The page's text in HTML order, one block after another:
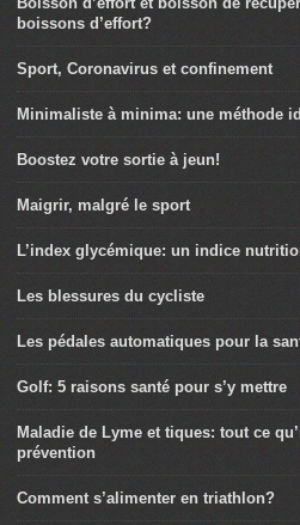
boissons d’effort?
Sport, Coronavirus et confinement
Minimaliste à minima: une méthode
Boostez votre sortie à jeun!
Maigrir, malgré le sport
L’index glycémique: un indice
Les blessures du cycliste
Les pédales automatiques pour la
Golf: 5 raisons santé pour s’y mettre
Maladie de Lyme et tiques: tout ce
prévention
Comment s’alimenter en triathlon?